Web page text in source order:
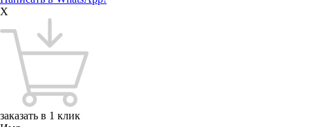
X
заказать в 1 клик